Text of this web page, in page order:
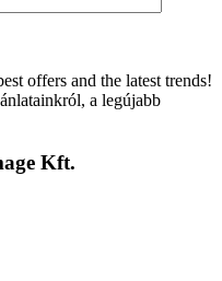
offers and the latest trends!
a legújabb
Kft.